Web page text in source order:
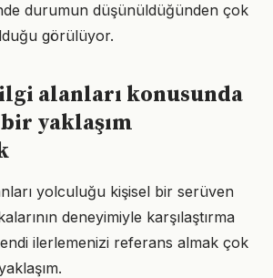
durumun düşünüldüğünden çok
görülüyor.
alanları konusunda
yaklaşım
yolculuğu kişisel bir serüven
deneyimiyle karşılaştırma
ilerlemenizi referans almak çok